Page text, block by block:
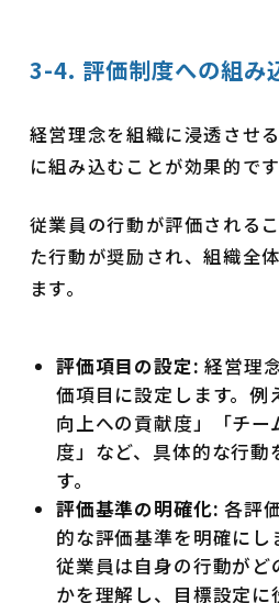
3-4. 評価制度への組み
経営理念を組織に浸透させ
に組み込むことが効果的です
従業員の行動が評価される
た行動が奨励され、組織全
ます。
評価項目の設定: 経営理
価項目に設定します。例
向上への貢献度」「チー
度」など、具体的な行動
す。
評価基準の明確化: 各評
的な評価基準を明確にし
従業員は自身の行動がど
かを理解し、目標設定に